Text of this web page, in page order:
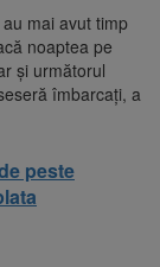
mai avut timp
noaptea pe
și următorul
îmbarcați, a
peste